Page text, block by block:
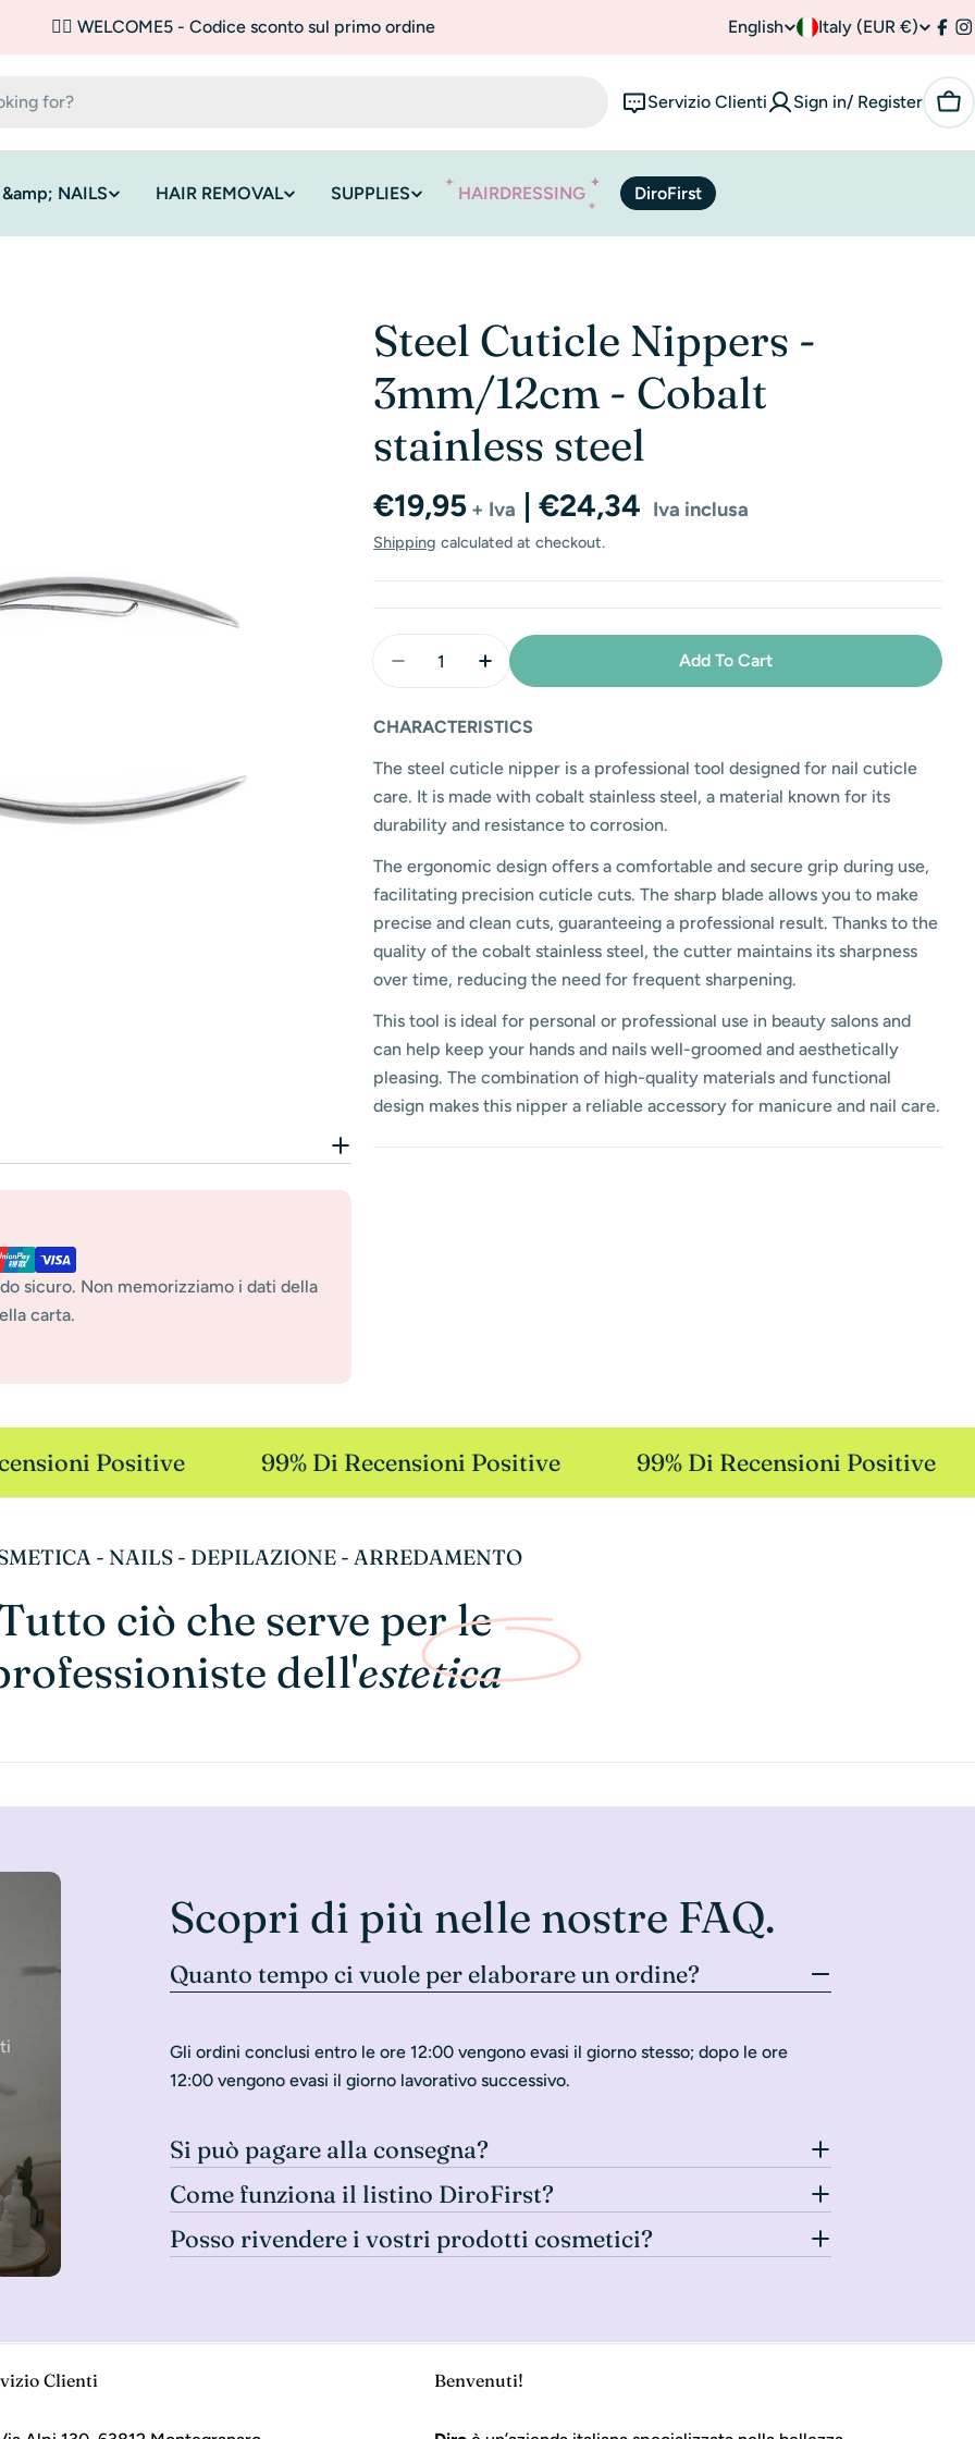
✌🏼 WELCOME5 - Codice sconto sul primo ordine
L
a
e
English C
o
/
o
n
Italy (EUR €)
Servizio Clienti Sign in/ Register
NAILS HAIR REMOVAL SUPPLIES HAIRDRESSING DiroFirst
sicuro. Non memorizziamo i dati della
carta.
Steel Cuticle Nippers -
3mm/12cm - Cobalt
stainless steel
Regular
price
€19,95 + Iva | €24,34 Iva inclusa
Shipping calculated at checkout.
Decrease Quantity For Steel Cuticle Nippers - 3mm/12cm -
Increase Quantity For Steel Cuticle Nippers - 3mm/
Add To Cart
CHARACTERISTICS
The steel cuticle nipper is a professional tool designed for nail cuticle
care. It is made with cobalt stainless steel, a material known for its
durability and resistance to corrosion.
The ergonomic design offers a comfortable and secure grip during use,
facilitating precision cuticle cuts. The sharp blade allows you to make
precise and clean cuts, guaranteeing a professional result. Thanks to the
quality of the cobalt stainless steel, the cutter maintains its sharpness
over time, reducing the need for frequent sharpening.
This tool is ideal for personal or professional use in beauty salons and
can help keep your hands and nails well-groomed and aesthetically
pleasing. The combination of high-quality materials and functional
design makes this nipper a reliable accessory for manicure and nail care.
Positive 99% Di Recensioni Positive 99% Di Recensioni Positive
- NAILS - DEPILAZIONE - ARREDAMENTO
ciò che serve per le
dell'estetica
Scopri di più nelle nostre FAQ.
Quanto tempo ci vuole per elaborare un ordine?
Gli ordini conclusi entro le ore 12:00 vengono evasi il giorno stesso; dopo le ore
12:00 vengono evasi il giorno lavorativo successivo.
Si può pagare alla consegna?
Come funziona il listino DiroFirst?
Posso rivendere i vostri prodotti cosmetici?
Clienti Benvenuti!